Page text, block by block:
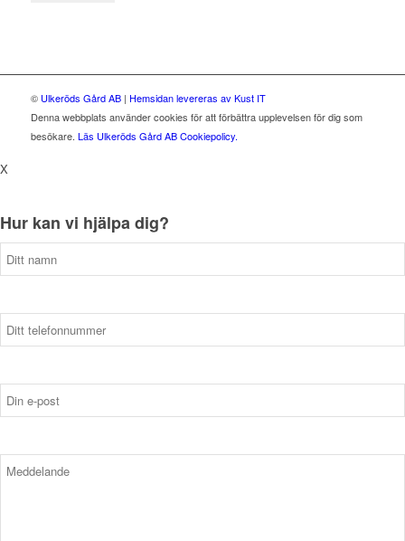
© Ulkeröds Gård AB| Hemsidan levereras av Kust IT
Denna webbplats använder cookies för att förbättra upplevelsen för dig som
besökare. Läs Ulkeröds Gård AB Cookiepolicy.
X
Hur kan vi hjälpa dig?